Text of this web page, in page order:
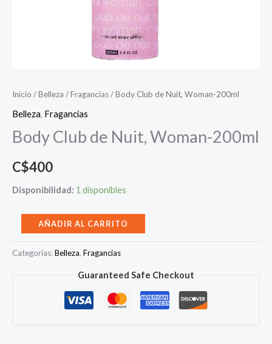
Inicio /Belleza /Fragancias/ Body Club de Nuit, Woman-200ml
Belleza, Fragancias
Body Club de Nuit, Woman-200ml
C$400
Disponibilidad: 1 disponibles
de
AÑADIR AL CARRITO
Categorías:Belleza, Fragancias
Guaranteed Safe Checkout